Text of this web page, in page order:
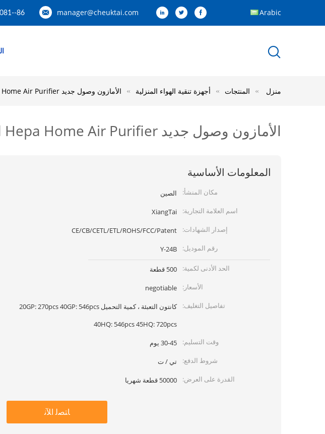
manager@cheuktai.com
86--18124810081 Arabic
منزل المنتجات أجهزة تنقية الهواء المنزلية الأمازون وصول جديد Hepa Home Air Purifier التعقيم والتطهير بالأشعة فوق البنفسجية
الأمازون وصول جديد Hepa Home Air Purifier التعقيم والتطهير بالأشعة فوق البنفسجية
المعلومات الأساسية
مكان المنشأ:
الصين
اسم العلامة التجارية:
XiangTai
إصدار الشهادات:
CE/CB/CETL/ETL/ROHS/FCC/Patent
رقم الموديل:
Y-24B
الحد الأدنى لكمية:
500 قطعة
الأسعار:
negotiable
تفاصيل التغليف:
كانتون التعبئة ، كمية التحميل 20GP: 270pcs 40GP: 546pcs
40HQ: 546pcs 45HQ: 720pcs
وقت التسليم:
30-45 يوم
شروط الدفع:
تي / ت
القدرة على العرض:
50000 قطعة شهريا
ﺎﺘﺼﻟ ﺍﻶﻧ